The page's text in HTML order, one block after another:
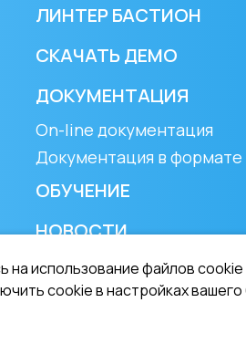
ЛИНТЕР БАСТИОН
СКАЧАТЬ ДЕМО
ДОКУМЕНТАЦИЯ
On-line документация
Документация в формате
ОБУЧЕНИЕ
НОВОСТИ
использование файлов cookie
cookie в настройках